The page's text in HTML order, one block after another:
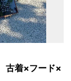
古着×フード×